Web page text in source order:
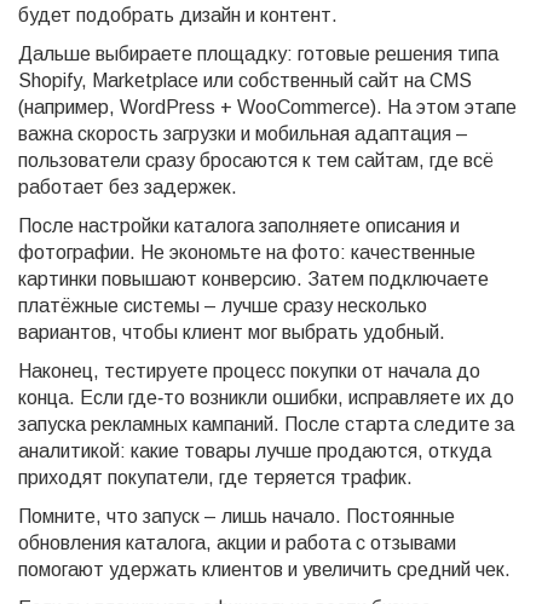
будет подобрать дизайн и контент.
Дальше выбираете площадку: готовые решения типа
Shopify, Marketplace или собственный сайт на CMS
(например, WordPress + WooCommerce). На этом этапе
важна скорость загрузки и мобильная адаптация –
пользователи сразу бросаются к тем сайтам, где всё
работает без задержек.
После настройки каталога заполняете описания и
фотографии. Не экономьте на фото: качественные
картинки повышают конверсию. Затем подключаете
платёжные системы – лучше сразу несколько
вариантов, чтобы клиент мог выбрать удобный.
Наконец, тестируете процесс покупки от начала до
конца. Если где‑то возникли ошибки, исправляете их до
запуска рекламных кампаний. После старта следите за
аналитикой: какие товары лучше продаются, откуда
приходят покупатели, где теряется трафик.
Помните, что запуск – лишь начало. Постоянные
обновления каталога, акции и работа с отзывами
помогают удержать клиентов и увеличить средний чек.